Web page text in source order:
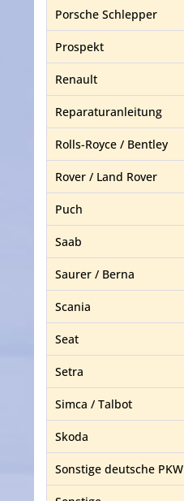
Porsche Schlepper
Prospekt
Renault
Reparaturanleitung
Rolls-Royce / Bentley
Rover / Land Rover
Puch
Saab
Saurer / Berna
Scania
Seat
Setra
Simca / Talbot
Skoda
Sonstige deutsche PKW